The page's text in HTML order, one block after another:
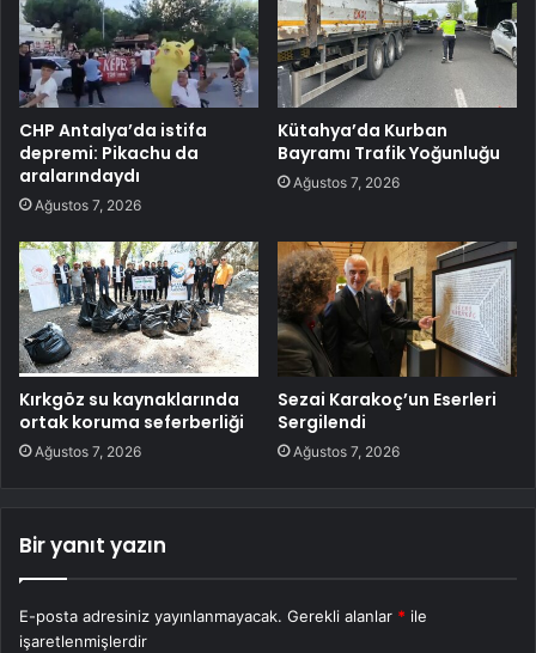
CHP Antalya’da istifa
depremi: Pikachu da
aralarındaydı
Ağustos 7, 2026
Kütahya’da Kurban
Bayramı Trafik Yoğunluğu
Ağustos 7, 2026
Kırkgöz su kaynaklarında
ortak koruma seferberliği
Ağustos 7, 2026
Sezai Karakoç’un Eserleri
Sergilendi
Ağustos 7, 2026
Bir yanıt yazın
E-posta adresiniz yayınlanmayacak. Gerekli alanlar * ile
işaretlenmişlerdir